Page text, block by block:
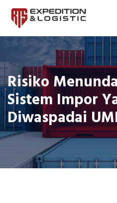
Risiko
Sistem Impor
Diwaspadai